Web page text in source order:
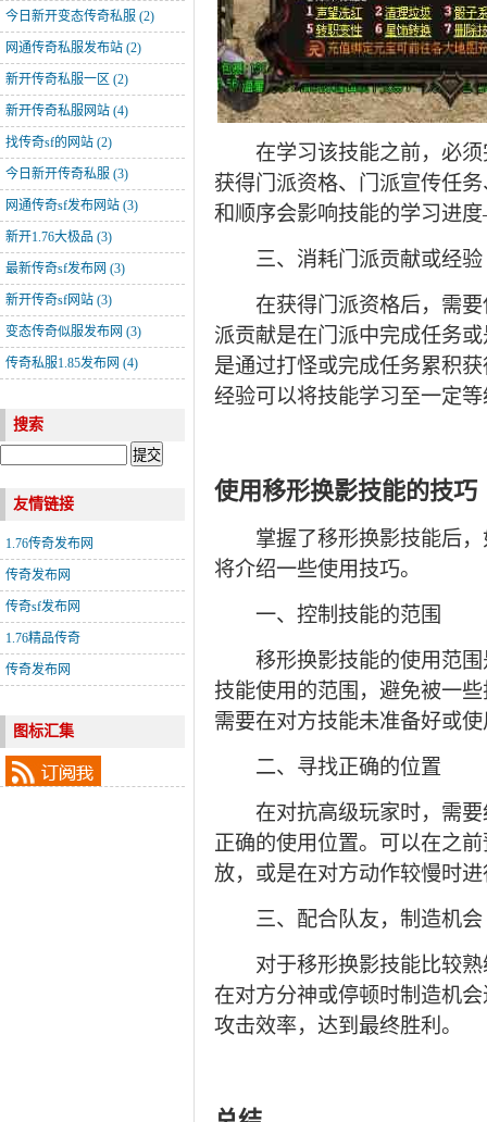
今日新开变态传奇私服 (2)
网通传奇私服发布站 (2)
新开传奇私服一区 (2)
新开传奇私服网站 (4)
找传奇sf的网站 (2)
今日新开传奇私服 (3)
网通传奇sf发布网站 (3)
新开1.76大极品 (3)
最新传奇sf发布网 (3)
新开传奇sf网站 (3)
变态传奇似服发布网 (3)
传奇私服1.85发布网 (4)
搜索
友情链接
1.76传奇发布网
传奇发布网
传奇sf发布网
1.76精品传奇
传奇发布网
图标汇集
在学习该技能之前，必须
获得门派资格、门派宣传任
和顺序会影响技能的学习进
三、消耗门派贡献或经验
在获得门派资格后，需要
派贡献是在门派中完成任务
是通过打怪或完成任务累积
经验可以将技能学习至一定
使用移形换影技能的技巧
掌握了移形换影技能后，
将介绍一些使用技巧。
一、控制技能的范围
移形换影技能的使用范围
技能使用的范围，避免被一
需要在对方技能未准备好或
二、寻找正确的位置
在对抗高级玩家时，需要
正确的使用位置。可以在之
放，或是在对方动作较慢时
三、配合队友，制造机会
对于移形换影技能比较熟
在对方分神或停顿时制造机
攻击效率，达到最终胜利。